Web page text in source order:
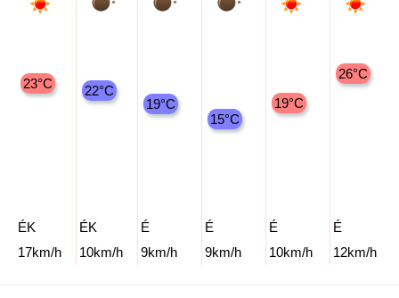
23°C
ÉK
17km/h
22°C
ÉK
10km/h
19°C
É
9km/h
15°C
É
9km/h
19°C
É
10km/h
26°C
É
12km/h